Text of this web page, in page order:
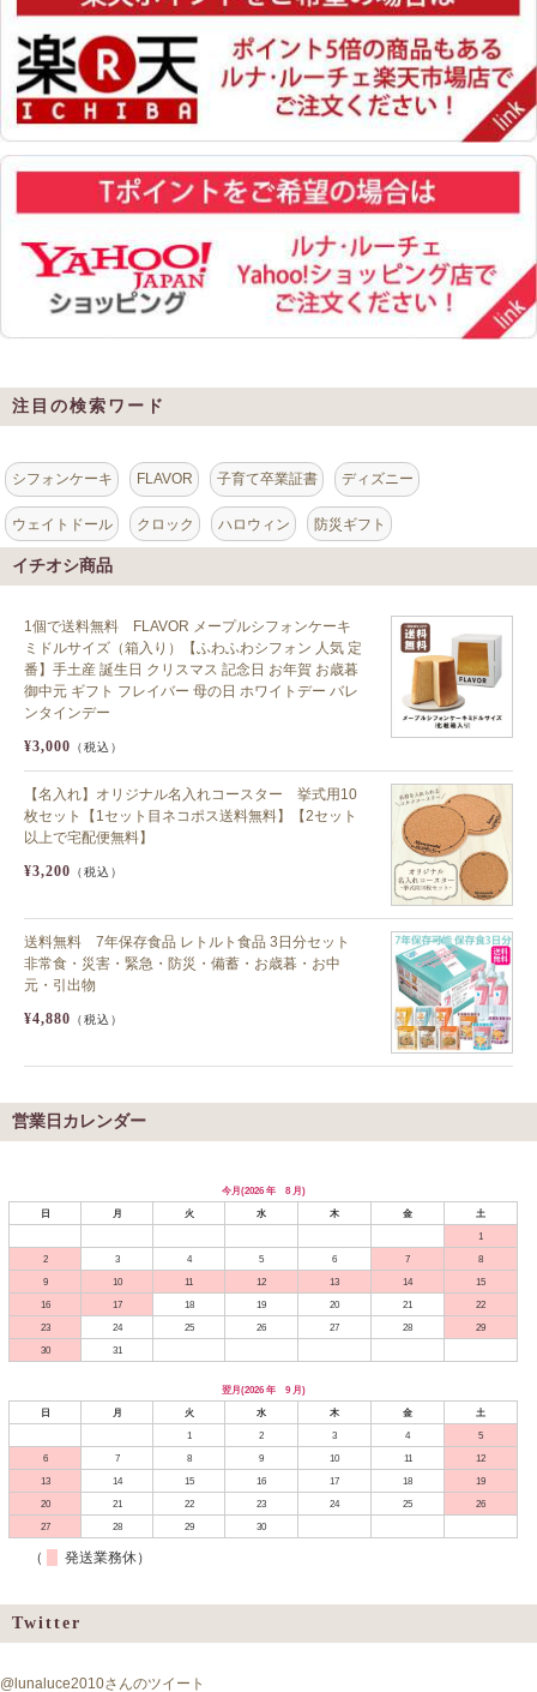
注目の検索ワード
シフォンケーキ FLAVOR 子育て卒業証書 ディズニー
ウェイトドール クロック ハロウィン 防災ギフト
イチオシ商品
1個で送料無料 FLAVOR メープルシフォンケーキ
ミドルサイズ（箱入り）【ふわふわシフォン 人気 定
番】手土産 誕生日 クリスマス 記念日 お年賀 お歳暮
御中元 ギフト フレイバー 母の日 ホワイトデー バレ
ンタインデー
¥3,000 （税込）
【名入れ】オリジナル名入れコースター 挙式用10
枚セット【1セット目ネコポス送料無料】【2セット
以上で宅配便無料】
¥3,200 （税込）
送料無料 7年保存食品 レトルト食品 3日分セット
非常食・災害・緊急・防災・備蓄・お歳暮・お中
元・引出物
¥4,880 （税込）
営業日カレンダー
今月(2026 年 8 月)
日
月 火 水 木 金
土
1
2
3 4 5 6 7
8
9
10 11 12 13 14
15
16
17 18 19 20 21
22
23
24 25 26 27 28
29
30
31
翌月(2026 年 9 月)
日
月 火 水 木 金
土
1
2 3 4
5
6
7 8 9 10 11
12
13
14 15 16 17 18
19
20
21 22 23 24 25
26
27
28 29 30
（ 発送業務休）
Twitter
@lunaluce2010さんのツイート